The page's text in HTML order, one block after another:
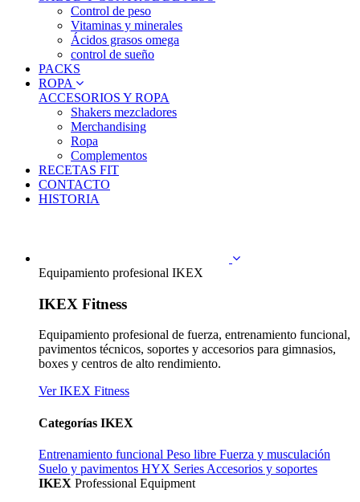
Control de peso
Vitaminas y minerales
Ácidos grasos omega
control de sueño
PACKS
ROPA
ACCESORIOS Y ROPA
Shakers mezcladores
Merchandising
Ropa
Complementos
RECETAS FIT
CONTACTO
HISTORIA
Equipamiento profesional IKEX
IKEX Fitness
Equipamiento profesional de fuerza, entrenamiento funcional,
pavimentos técnicos, soportes y accesorios para gimnasios,
boxes y centros de alto rendimiento.
Ver IKEX Fitness
Categorías IKEX
Entrenamiento funcional Peso libre Fuerza y musculación
Suelo y pavimentos HYX Series Accesorios y soportes
IKEX Professional Equipment